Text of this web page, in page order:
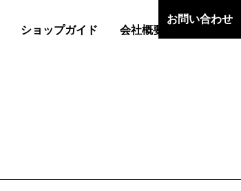
ショップガイド 会社概要
お問い合わせ